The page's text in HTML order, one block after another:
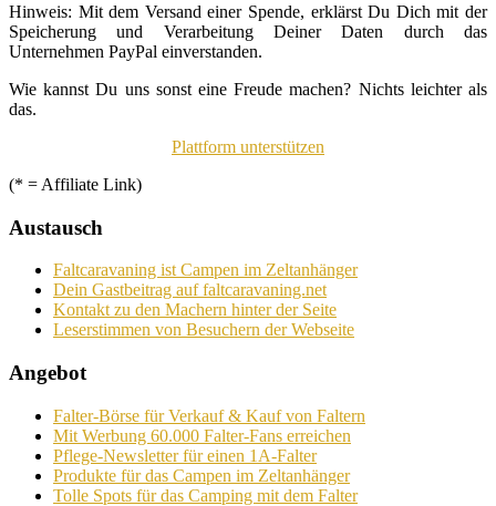
Hinweis: Mit dem Versand einer Spende, erklärst Du Dich mit der
Speicherung und Verarbeitung Deiner Daten durch das
Unternehmen PayPal einverstanden.
Wie kannst Du uns sonst eine Freude machen? Nichts leichter als
das.
Plattform unterstützen
(* = Affiliate Link)
Austausch
Faltcaravaning ist Campen im Zeltanhänger
Dein Gastbeitrag auf faltcaravaning.net
Kontakt zu den Machern hinter der Seite
Leserstimmen von Besuchern der Webseite
Angebot
Falter-Börse für Verkauf & Kauf von Faltern
Mit Werbung 60.000 Falter-Fans erreichen
Pflege-Newsletter für einen 1A-Falter
Produkte für das Campen im Zeltanhänger
Tolle Spots für das Camping mit dem Falter